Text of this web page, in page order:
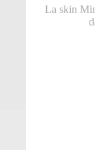
La skin